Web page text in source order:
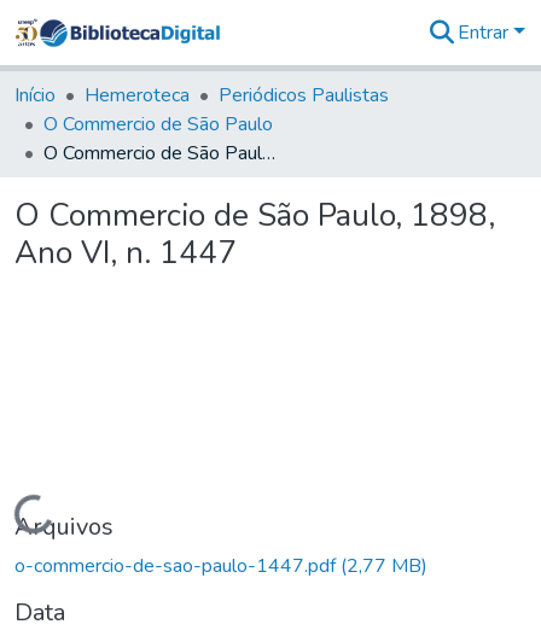
&
Coleções
Tudo na
Biblioteca
Estatísticas
Entrar
Início Hemeroteca
Periódicos Paulistas
O Commercio de São Paulo
O Commercio de São Paulo, 1898, Ano VI, n. 1447
O Commercio de São Paulo, 1898,
Ano VI, n. 1447
Carregando...
Arquivos
o-commercio-de-sao-paulo-1447.pdf(2,77 MB)
Data